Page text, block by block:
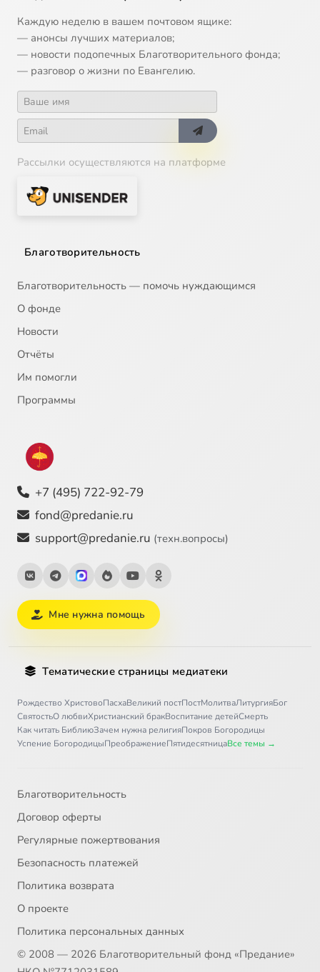
Каждую неделю в вашем почтовом ящике:
— анонсы лучших материалов;
— новости подопечных Благотворительного фонда;
— разговор о жизни по Евангелию.
Рассылки осуществляются на платформе
Благотворительность
Благотворительность — помочь нуждающимся
О фонде
Новости
Отчёты
Им помогли
Программы
+7 (495) 722-92-79
fond@predanie.ru
support@predanie.ru (техн.вопросы)
Мне нужна помощь
Тематические страницы медиатеки
Рождество ХристовоПасхаВеликий постПостМолитваЛитургияБог
СвятостьО любвиХристианский бракВоспитание детейСмерть
Как читать БиблиюЗачем нужна религияПокров Богородицы
Успение БогородицыПреображениеПятидесятницаВсе темы →
Благотворительность
Договор оферты
Регулярные пожертвования
Безопасность платежей
Политика возврата
О проекте
Политика персональных данных
© 2008 — 2026 Благотворительный фонд «Предание»